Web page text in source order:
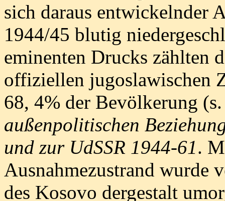
sich daraus entwickelnder
1944/45 blutig
eminenten Drucks zählten
offiziellen jugoslawischen
68, 4% der Bevölkerung
außenpolitischen
und zur UdSSR 1944-61.
Ausnahmezustrand wurde
des Kosovo dergestalt